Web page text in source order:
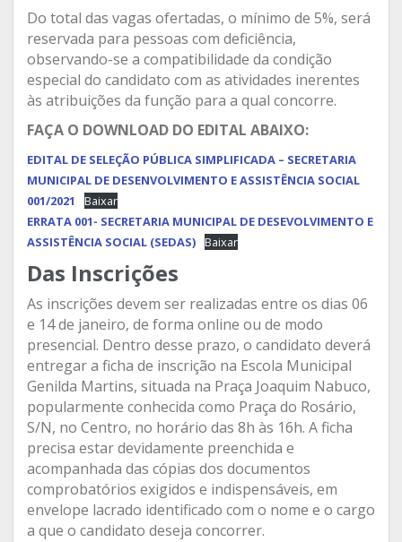
Do total das vagas ofertadas, o mínimo de 5%, será
reservada para pessoas com deficiência,
observando-se a compatibilidade da condição
especial do candidato com as atividades inerentes
às atribuições da função para a qual concorre.
FAÇA O DOWNLOAD DO EDITAL ABAIXO:
EDITAL DE SELEÇÃO PÚBLICA SIMPLIFICADA – SECRETARIA
MUNICIPAL DE DESENVOLVIMENTO E ASSISTÊNCIA SOCIAL
001/2021
Baixar
ERRATA 001- SECRETARIA MUNICIPAL DE DESEVOLVIMENTO E
ASSISTÊNCIA SOCIAL (SEDAS) Baixar
Das Inscrições
As inscrições devem ser realizadas entre os dias 06
e 14 de janeiro, de forma online ou de modo
presencial. Dentro desse prazo, o candidato deverá
entregar a ficha de inscrição na Escola Municipal
Genilda Martins, situada na Praça Joaquim Nabuco,
popularmente conhecida como Praça do Rosário,
S/N, no Centro, no horário das 8h às 16h. A ficha
precisa estar devidamente preenchida e
acompanhada das cópias dos documentos
comprobatórios exigidos e indispensáveis, em
envelope lacrado identificado com o nome e o cargo
a que o candidato deseja concorrer.